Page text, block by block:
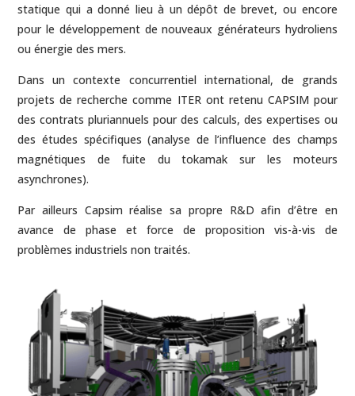
statique qui a donné lieu à un dépôt de brevet, ou encore
pour le développement de nouveaux générateurs hydroliens
ou énergie des mers.
Dans un contexte concurrentiel international, de grands
projets de recherche comme ITER ont retenu CAPSIM pour
des contrats pluriannuels pour des calculs, des expertises ou
des études spécifiques (analyse de l’influence des champs
magnétiques de fuite du tokamak sur les moteurs
asynchrones).
Par ailleurs Capsim réalise sa propre R&D afin d’être en
avance de phase et force de proposition vis-à-vis de
problèmes industriels non traités.